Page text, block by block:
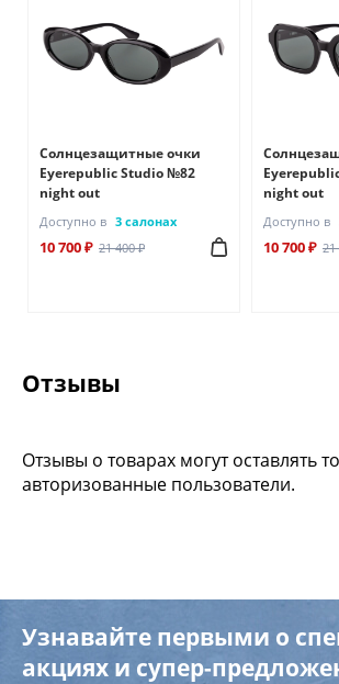
Солнцезащитные очки
Eyerepublic Studio №82
night out
Доступно в 3 салонах
10 700 ₽ 21 400 ₽
night out
Доступно в
10 700 ₽ 21
Отзывы
Отзывы о товарах могут оставлять
авторизованные пользователи.
Узнавайте первыми о
акциях и супер-